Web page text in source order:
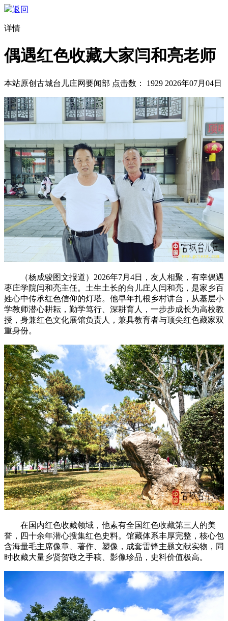
返回
详情
偶遇红色收藏大家闫和亮老师
本站原创 古城台儿庄网要闻部 点击数： 1929 2026年07月04日
（杨成骏图文报道）2026年7月4日，友人相聚，有幸偶遇
枣庄学院闫和亮主任。土生土长的台儿庄人闫和亮，是家乡百
姓心中传承红色信仰的灯塔。他早年扎根乡村讲台，从基层小
学教师潜心耕耘，勤学笃行、深耕育人，一步步成长为高校教
授，身兼红色文化展馆负责人，兼具教育者与顶尖红色藏家双
重身份。
在国内红色收藏领域，他素有全国红色收藏第三人的美
誉，四十余年潜心搜集红色史料。馆藏体系丰厚完整，核心包
含海量毛主席像章、著作、塑像，成套雷锋主题文献实物，同
时收藏大量乡贤贺敬之手稿、影像珍品，史料价值极高。